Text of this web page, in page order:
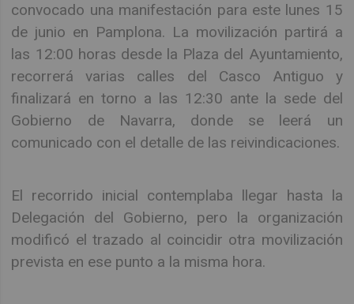
convocado una manifestación para este lunes 15
de junio en Pamplona. La movilización partirá a
las 12:00 horas desde la Plaza del Ayuntamiento,
recorrerá varias calles del Casco Antiguo y
finalizará en torno a las 12:30 ante la sede del
Gobierno de Navarra, donde se leerá un
comunicado con el detalle de las reivindicaciones.
El recorrido inicial contemplaba llegar hasta la
Delegación del Gobierno, pero la organización
modificó el trazado al coincidir otra movilización
prevista en ese punto a la misma hora.